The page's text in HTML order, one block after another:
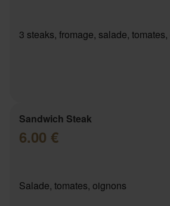
3 steaks, fromage, salade,
Sandwich Steak
6.00 €
Salade, tomates, oignons